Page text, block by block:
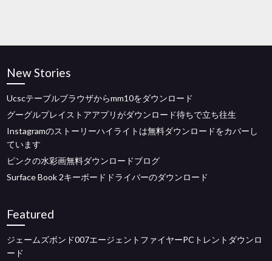
New Stories
Ucscテーブルブラウザからmm10をダウンロード
グーグルプレイストアアプリがダウンロード待ちで立ち往生
Instagramのストーリーハイライトは無料ダウンロードをカバーし
ています
ピンクの水彩画無料ダウンロードブログ
Surface Book 2キーボードドライバーのダウンロード
Featured
ジェームズボンド007エージェントファイヤーPCトレントダウンロ
ード